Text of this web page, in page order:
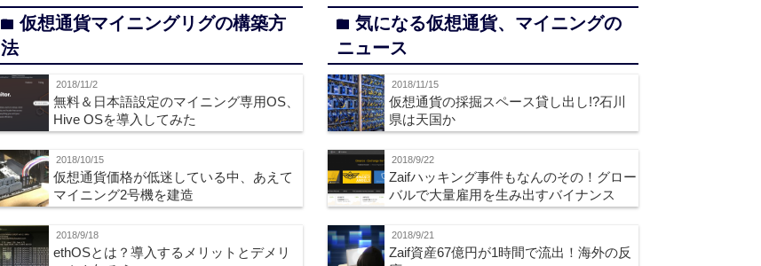
folder仮想通貨マイニングリグの構築方
法
2018/11/2
無料＆日本語設定のマイニング専用OS、
Hive OSを導入してみた
2018/10/15
仮想通貨価格が低迷している中、あえて
マイニング2号機を建造
2018/9/18
ethOSとは？導入するメリットとデメリ
folder 気になる仮想通貨、マイニングの
ニュース
2018/11/15
仮想通貨の採掘スペース貸し出し!?石川
県は天国か
2018/9/22
Zaifハッキング事件もなんのその！グロー
バルで大量雇用を生み出すバイナンス
2018/9/21
Zaif資産67億円が1時間で流出！海外の反